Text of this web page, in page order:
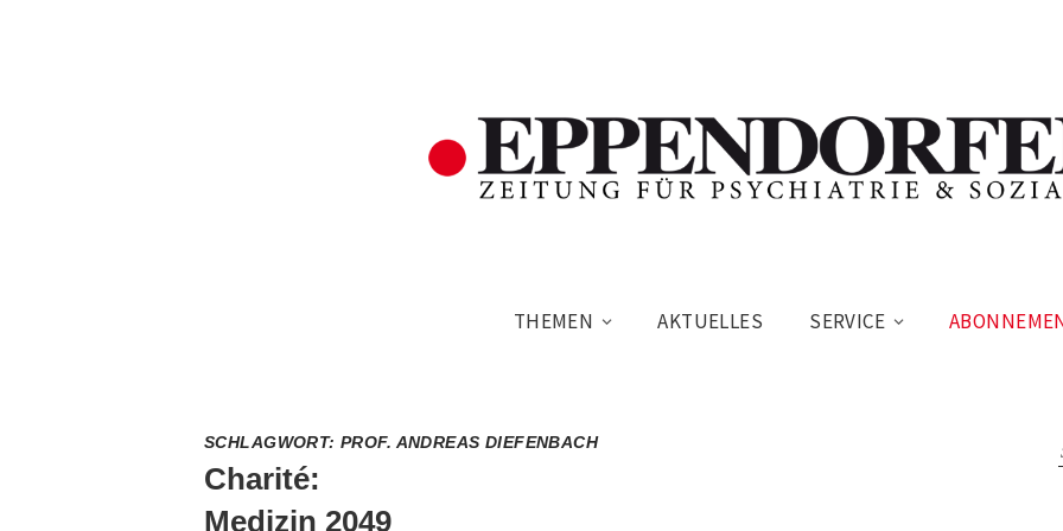
THEMEN AKTUELLES SERVICE
SCHLAGWORT:PROF. ANDREAS DIEFENBACH
Charité:
Medizin 2049